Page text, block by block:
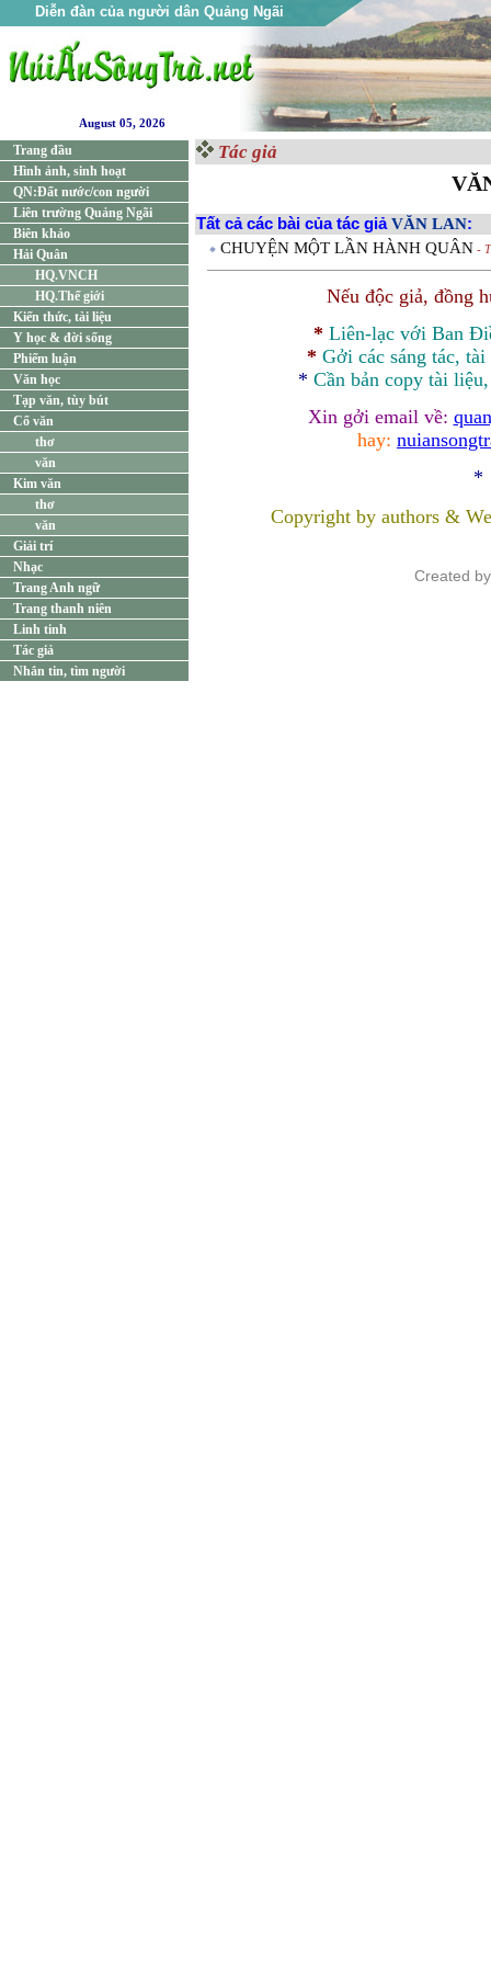
Diễn đàn của người dân Quảng Ngãi
August 05, 2026
Trang đầu
Hình ảnh, sinh hoạt
QN:Đất nước/con người
Liên trường Quảng Ngãi
Biên khảo
Hải Quân
HQ.VNCH
HQ.Thế giới
Kiến thức, tài liệu
Y học & đời sống
Phiếm luận
Văn học
Tạp văn, tùy bút
Cổ văn
thơ
văn
Kim văn
thơ
văn
Giải trí
Nhạc
Trang Anh ngữ
Trang thanh niên
Linh tinh
Tác giả
Nhắn tin, tìm người
Tác giả
Tất cả các bài của tác giảVĂN LAN:
CHUYỆN MỘT LẦN HÀNH QUÂN -
Nếu độc giả, đồng
* Liên-lạc với Ban
* Gởi các sáng tác,
* Cần bản copy tài
Xin gởi email về:
hay:
*
Copyright by authors &
Created